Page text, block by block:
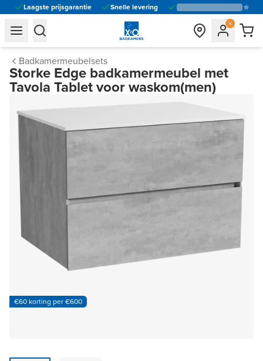
Laagste prijsgarantie Snelle levering
general.navigation.toggle_menu.label
general.navigation.toggle_menu.label
Badkamermeubelsets
Storke Edge badkamermeubel met
Tavola Tablet voor waskom(men)
€60 korting per €600